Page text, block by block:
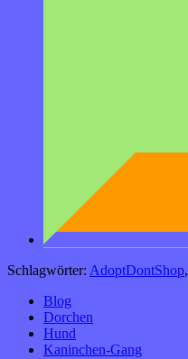
Schlagwörter: AdoptDontShop,
Blog
Dorchen
Hund
Kaninchen-Gang